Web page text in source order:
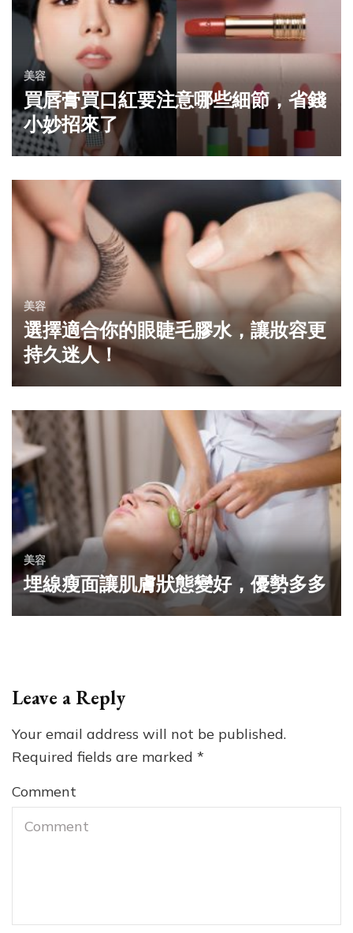
美容
買唇膏買口紅要注意哪些細節，省錢
小妙招來了
美容
選擇適合你的眼睫毛膠水，讓妝容更
持久迷人！
美容
埋線瘦面讓肌膚狀態變好，優勢多多
Leave a Reply
Your email address will not be published.
Required fields are marked *
Comment